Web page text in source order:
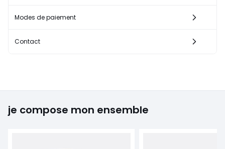
Modes de paiement
Contact
je compose mon ensemble